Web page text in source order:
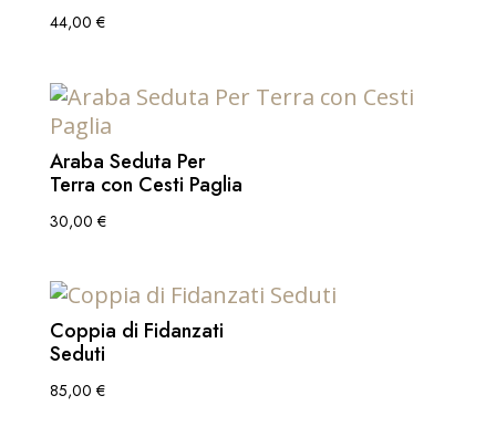
44,00 €
Araba Seduta Per
Terra con Cesti Paglia
30,00 €
Coppia di Fidanzati
Seduti
85,00 €